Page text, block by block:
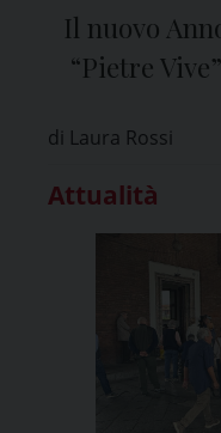
Il nuovo
“Pietre
di Laura Rossi
Attualità